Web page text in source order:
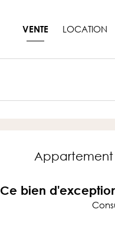
VENTE LOCATION
Appartement
Ce bien